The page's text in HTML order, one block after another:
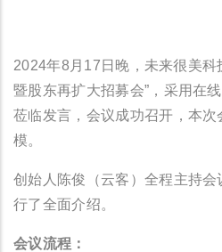
2024年8月17日晚，未来很美科
暨股东再扩大招募会”，采用在
莅临发言，会议成功召开，本
模。
创始人陈俊（云客）全程主持会
行了全面介绍。
会议流程：